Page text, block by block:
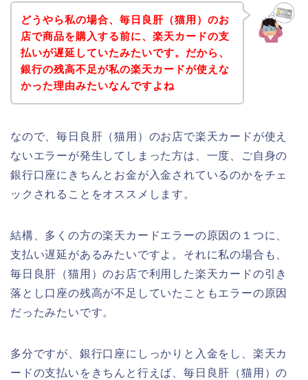
どうやら私の場合、毎日良肝（猫用）のお
店で商品を購入する前に、楽天カードの支
払いが遅延していたみたいです。だから、
銀行の残高不足が私の楽天カードが使えな
かった理由みたいなんですよね
なので、毎日良肝（猫用）のお店で楽天カードが使え
ないエラーが発生してしまった方は、一度、ご自身の
銀行口座にきちんとお金が入金されているのかをチェ
ックされることをオススメします。
結構、多くの方の楽天カードエラーの原因の１つに、
支払い遅延があるみたいですよ。それに私の場合も、
毎日良肝（猫用）のお店で利用した楽天カードの引き
落とし口座の残高が不足していたこともエラーの原因
だったみたいです。
多分ですが、銀行口座にしっかりと入金をし、楽天カ
ードの支払いをきちんと行えば、毎日良肝（猫用）の